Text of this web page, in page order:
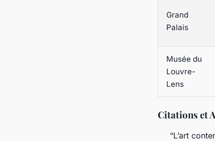
Grand
Palais
Musée du
Louvre-
Lens
Citations et
“L’art